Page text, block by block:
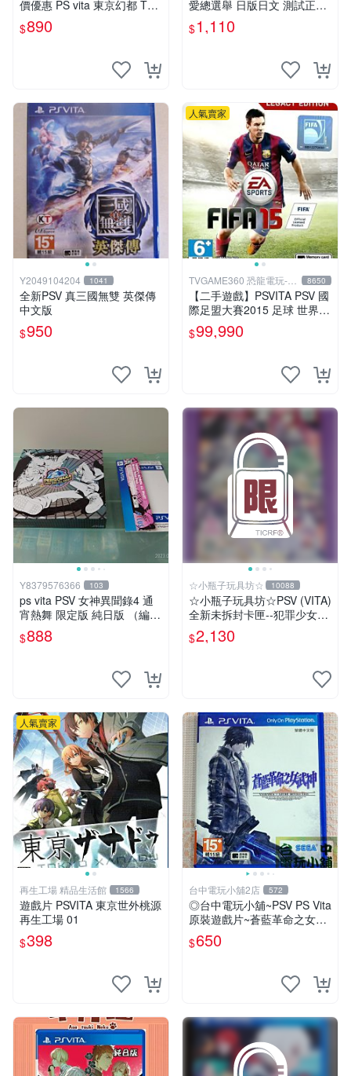
價優惠 PS vita 東京幻都 TOK
YO XANADU 中文版【台中一
樂電玩】
$890
愛總選舉 日版日文 測試正常
游戲卡帶 磨痕 壓痕 成色圖
$1,110
Y2049104204 1041
全新PSV 真三國無雙 英傑傳
中文版
$950
人氣賣家
TVGAME360 恐龍電玩-台
中店
8650
【二手遊戲】PSVITA PSV 國
際足盟大賽2015 足球 世界盃
FIFA 15 英文版【台中恐龍電
玩】
$99,990
Y8379576366 103
ps vita PSV 女神異聞錄4 通
宵熱舞 限定版 純日版 （編號
17）
$888
☆小瓶子玩具坊☆ 10088
☆小瓶子玩具坊☆PSV (VITA)
全新未拆封卡匣--犯罪少女2
《Criminal Girls 2》限定版
(日版)
$2,130
人氣賣家
再生工場 精品生活館 1566
遊戲片 PSVITA 東京世外桃源
再生工場 01
$398
台中電玩小舖2店 572
◎台中電玩小舖~PSV PS Vita
原裝遊戲片~蒼藍革命之女武
神 中文版 中文版 ~650
$650